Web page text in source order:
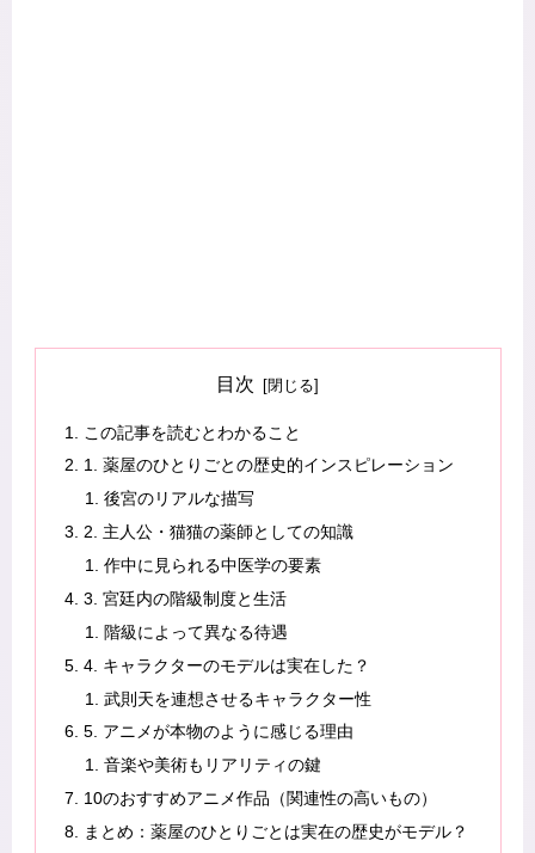
目次
この記事を読むとわかること
1. 薬屋のひとりごとの歴史的インスピレーション
後宮のリアルな描写
2. 主人公・猫猫の薬師としての知識
作中に見られる中医学の要素
3. 宮廷内の階級制度と生活
階級によって異なる待遇
4. キャラクターのモデルは実在した？
武則天を連想させるキャラクター性
5. アニメが本物のように感じる理由
音楽や美術もリアリティの鍵
10のおすすめアニメ作品（関連性の高いもの）
まとめ：薬屋のひとりごとは実在の歴史がモデル？